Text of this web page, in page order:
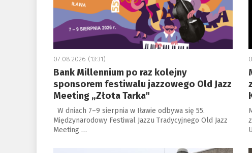
07.08.2026 (13:31)
Bank Millennium po raz kolejny
sponsorem festiwalu jazzowego Old Jazz
Meeting „Złota Tarka"
W dniach 7–9 sierpnia w Iławie odbywa się 55.
Międzynarodowy Festiwal Jazzu Tradycyjnego Old Jazz
Meeting …